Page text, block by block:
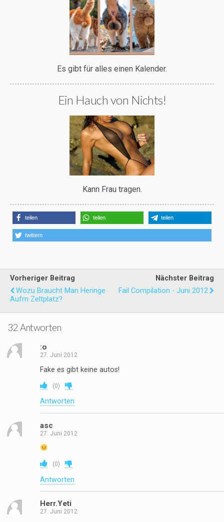
Es gibt für alles einen Kalender.
Ein Hauch von Nichts!
Kann Frau tragen.
teilen teilen teilen
twittern
Vorheriger Beitrag
Wozu Braucht Man Heringe
Aufm Zeltplatz?
Nächster Beitrag
Fail Compilation - Juni 2012
32 Antworten
:o
27. Juni 2012
Fake es gibt keine autos!
(0)
Antworten
asc
27. Juni 2012
(0)
Antworten
Herr.Yeti
27. Juni 2012